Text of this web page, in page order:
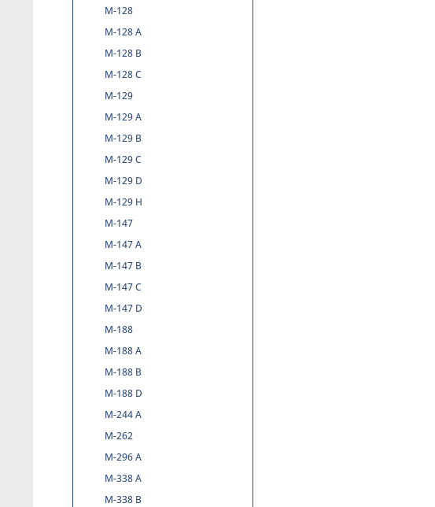
M-128
M-128 A
M-128 B
M-128 C
M-129
M-129 A
M-129 B
M-129 C
M-129 D
M-129 H
M-147
M-147 A
M-147 B
M-147 C
M-147 D
M-188
M-188 A
M-188 B
M-188 D
M-244 A
M-262
M-296 A
M-338 A
M-338 B